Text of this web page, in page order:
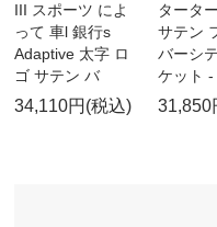
III スポーツ によ
って 車l 銀行s
Adaptive 太字 ロ
ゴ サテン バ
34,110円(税込)
タータ
サテン
バーシ
ケット -
31,850